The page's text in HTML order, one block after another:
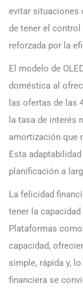
evitar situaciones
de tener el
reforzada por la
El modelo de
doméstica al
las ofertas de las
la tasa de interés
amortización que
Esta
planificación a
La felicidad
tener la
Plataformas
capacidad,
simple, rápida y,
financiera se